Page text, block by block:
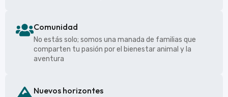
Comunidad
No estás solo; somos una manada de familias que
comparten tu pasión por el bienestar animal y la
aventura
Nuevos horizontes